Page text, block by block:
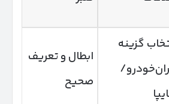
گزینه
ابطال و تعریف
صحیح